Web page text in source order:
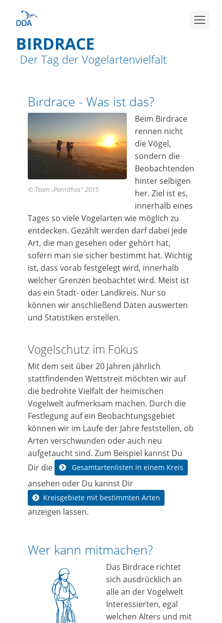
BIRDRACE
Der Tag der Vogelartenvielfalt
Birdrace - Was ist das?
© Team „Pornithos“ 2015
Beim Birdrace
rennen nicht
die Vögel,
sondern die
Beobachtenden
hinter selbigen
her. Ziel ist es,
innerhalb eines
Tages so viele Vogelarten wie möglich zu
entdecken. Gezählt werden darf dabei jede
Art, die man gesehen oder gehört hat,
sofern man sie sicher bestimmt hat. Wichtig
ist, dass vorab festgelegt wird, innerhalb
welcher Grenzen beobachtet wird. Meist ist
das ein Stadt- oder Landkreis. Nur so
können wir anschließend Daten auswerten
und Statistiken erstellen.
Vogelschutz im Fokus
Mit dem seit über 20 Jahren jährlich
stattfindenden Wettstreit möchten wir auf
die bedrohte Vielfalt der heimischen
Vogelwelt aufmerksam machen. Durch die
Festlegung auf ein Beobachtungsgebiet
können wir im Laufe der Jahre feststellen, ob
Arten verschwunden oder auch neu
aufgetaucht sind. Zum Beispiel kannst Du
Dir die
Gesamtartenlisten in einem Kreis
ansehen oder Du kannst Dir
Kreisgebiete mit bestimmten Arten
anzeigen lassen.
Wer kann mitmachen?
Das Birdrace richtet
sich ausdrücklich an
alle an der Vogelwelt
Interessierten, egal
welchen Alters und mit